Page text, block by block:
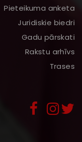
Pieteikuma anketa
Juridiskie biedri
Gadu pārskati
Rakstu arhīvs
Trases